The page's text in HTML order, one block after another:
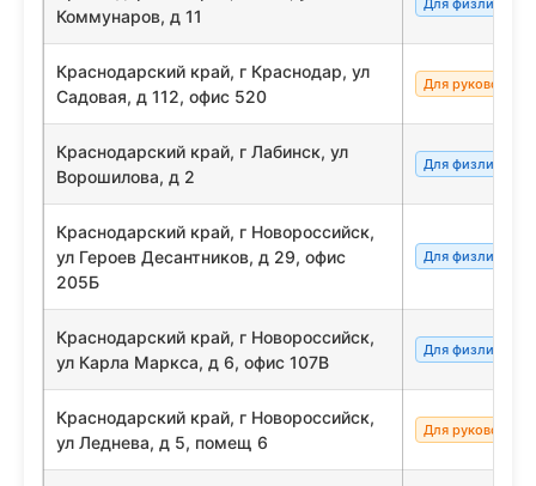
Коммунаров, д 11
Для физлиц/
Краснодарский край, г Краснодар, ул
Садовая, д 112, офис 520
Для
Краснодарский край, г Лабинск, ул
Ворошилова, д 2
Для физлиц/
Краснодарский край, г Новороссийск,
ул Героев Десантников, д 29, офис
205Б
Для физлиц/
Краснодарский край, г Новороссийск,
ул Карла Маркса, д 6, офис 107В
Для физлиц/
Краснодарский край, г Новороссийск,
ул Леднева, д 5, помещ 6
Для